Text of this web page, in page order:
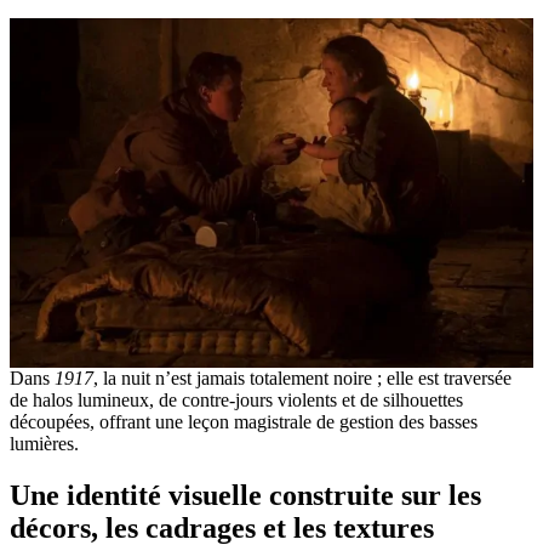
Dans 1917, la nuit n’est jamais totalement noire ; elle est traversée
de halos lumineux, de contre-jours violents et de silhouettes
découpées, offrant une leçon magistrale de gestion des basses
lumières.
Une identité visuelle construite sur les
décors, les cadrages et les textures